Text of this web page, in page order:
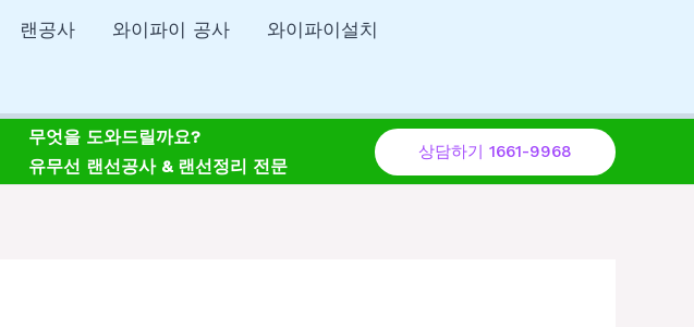
랜공사 와이파이 공사 와이파이설치
무엇을 도와드릴까요?
유무선 랜선공사 & 랜선정리 전문
상담하기 1661-9968